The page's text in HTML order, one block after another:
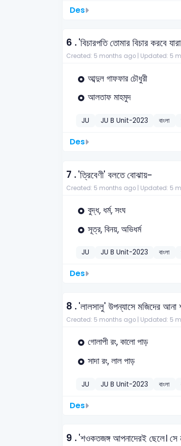
Des
6 .'বিচারপতি তোমার বিচার করবে
Created: 5 months ago | Updated: 5
আব্দুল গাফফার চৌধুরী
আলতাফ মাহমুদ
JU JU B Unit-2023 বাংলা
Des
7 .'ত্রিবেণী' বলতে বোঝায়-
Created: 5 months ago | Updated: 5
বুদ্ধ, ধর্ম, সংঘ
সূত্র, বিনয়, অভিধর্ম
JU JU B Unit-2023 বাংলা
Des
8 .'লালসালু' উপন্যাসে মজিদের আনা
Created: 5 months ago | Updated: 5
গোলাপী রং, কালো পাড়
সাদা রং, লাল পাড়
JU JU B Unit-2023 বাংলা
Des
9 .'শওকতজঙ্গ আপনাদেরই ছেলে। সে